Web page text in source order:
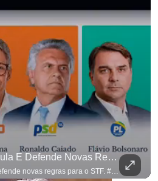
Romeu Zema Critica Lula E Defende Novas Regras Para O STF. #OAntagonista
Romeu Zema critica Lula e defende novas regras para o STF. #OAntagonista Se você busca informação com credibilidade, inscreva-se agora e ative o